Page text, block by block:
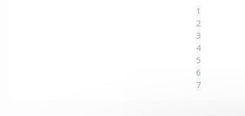
1
2
3
4
5
6
7